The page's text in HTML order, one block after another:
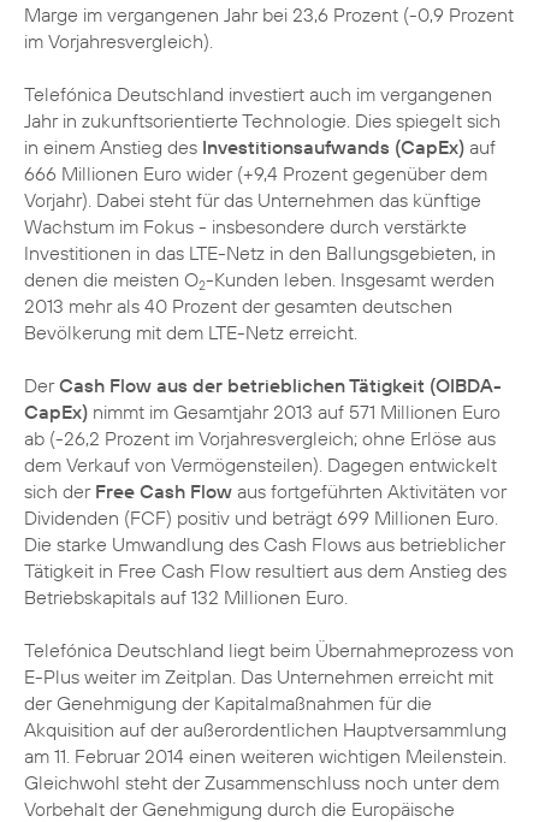
Marge im vergangenen Jahr bei 23,6 Prozent (-0,9 Prozent
im Vorjahresvergleich).
Telefónica Deutschland investiert auch im vergangenen
Jahr in zukunftsorientierte Technologie. Dies spiegelt sich
in einem Anstieg des Investitionsaufwands (CapEx) auf
666 Millionen Euro wider (+9,4 Prozent gegenüber dem
Vorjahr). Dabei steht für das Unternehmen das künftige
Wachstum im Fokus - insbesondere durch verstärkte
Investitionen in das LTE-Netz in den Ballungsgebieten, in
denen die meisten O2-Kunden leben. Insgesamt werden
2013 mehr als 40 Prozent der gesamten deutschen
Bevölkerung mit dem LTE-Netz erreicht.
DerCash Flow aus der betrieblichen Tätigkeit (OIBDA-
CapEx) nimmt im Gesamtjahr 2013 auf 571 Millionen Euro
ab (-26,2 Prozent im Vorjahresvergleich; ohne Erlöse aus
dem Verkauf von Vermögensteilen). Dagegen entwickelt
sich der Free Cash Flow aus fortgeführten Aktivitäten vor
Dividenden (FCF) positiv und beträgt 699 Millionen Euro.
Die starke Umwandlung des Cash Flows aus betrieblicher
Tätigkeit in Free Cash Flow resultiert aus dem Anstieg des
Betriebskapitals auf 132 Millionen Euro.
Telefónica Deutschland liegt beim Übernahmeprozess von
E-Plus weiter im Zeitplan. Das Unternehmen erreicht mit
der Genehmigung der Kapitalmaßnahmen für die
Akquisition auf der außerordentlichen Hauptversammlung
am 11. Februar 2014 einen weiteren wichtigen Meilenstein.
Gleichwohl steht der Zusammenschluss noch unter dem
Vorbehalt der Genehmigung durch die Europäische